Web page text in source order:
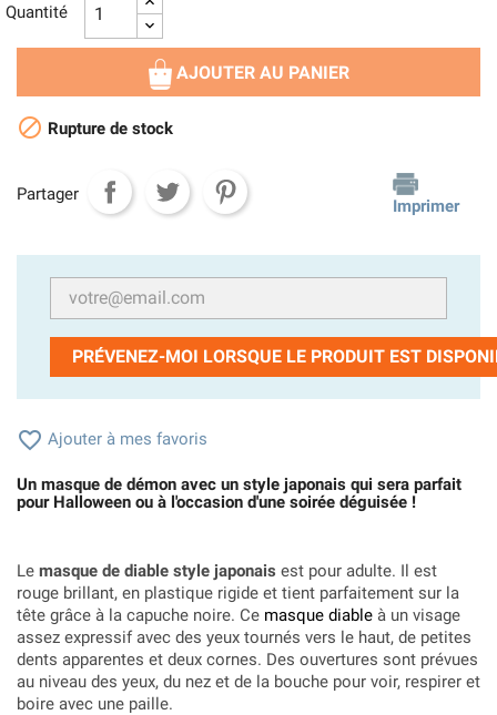
Quantité
AJOUTER AU PANIER
 Rupture de stock
Partager
Imprimer
PRÉVENEZ-MOI LORSQUE LE PRODUIT EST
 Ajouter à mes favoris
Un masque de démon avec un style japonais qui sera parfait
pour Halloween ou à l'occasion d'une soirée déguisée !
Le masque de diable style japonais est pour adulte. Il est
rouge brillant, en plastique rigide et tient parfaitement sur la
tête grâce à la capuche noire. Ce masque diable à un visage
assez expressif avec des yeux tournés vers le haut, de petites
dents apparentes et deux cornes. Des ouvertures sont prévues
au niveau des yeux, du nez et de la bouche pour voir, respirer et
boire avec une paille.